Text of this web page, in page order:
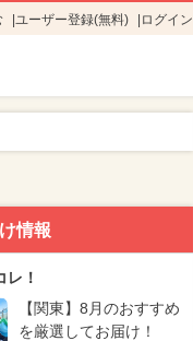
ユーザー登録(無料) ログイン
情報
レ！
【関東】8月のおすすめ
を厳選してお届け！